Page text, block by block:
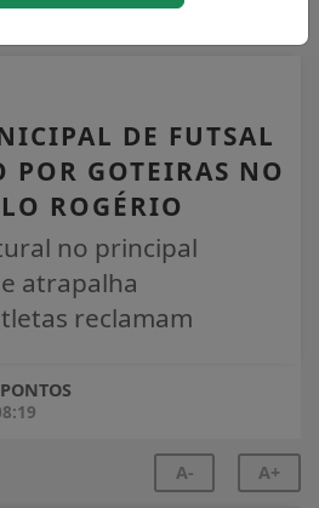
DE FUTSAL
POR GOTEIRAS NO
ROGÉRIO
no principal
atrapalha
reclamam
A- A+